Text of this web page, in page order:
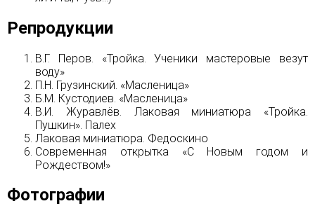
Репродукции
В.Г. Перов. «Тройка. Ученики мастеровые везут
воду»
П.Н. Грузинский. «Масленица»
Б.М. Кустодиев. «Масленица»
В.И. Журавлёв. Лаковая миниатюра «Тройка.
Пушкин». Палех
Лаковая миниатюра. Федоскино
Современная открытка «С Новым годом и
Рождеством!»
Фотографии